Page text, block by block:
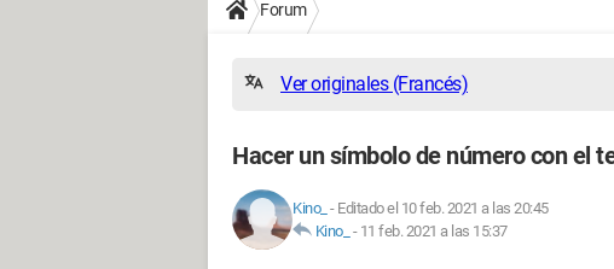
Forum
Ver originales (Francés)
Hacer un símbolo de número con el
Kino_ - Editado el 10 feb. 2021 a las 20:45
Kino_ - 11 feb. 2021 a las 15:37